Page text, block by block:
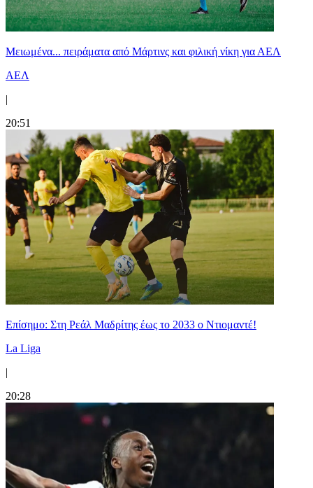
Μειωμένα... πειράματα από Μάρτινς και φιλική νίκη για ΑΕΛ
ΑΕΛ
|
20:51
Επίσημο: Στη Ρεάλ Μαδρίτης έως το 2033 ο Ντιομαντέ!
La Liga
|
20:28